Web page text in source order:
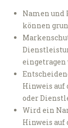
Namen
können
eingetragen
Hinweis
oder
Wird ein
Hinweis auf